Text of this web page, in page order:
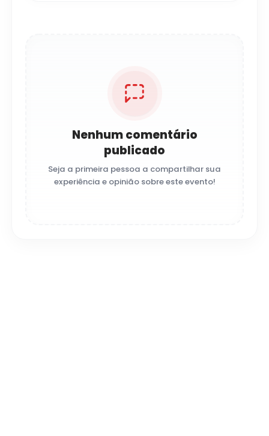
Nenhum comentário
publicado
Seja a primeira pessoa a compartilhar sua
experiência e opinião sobre este evento!